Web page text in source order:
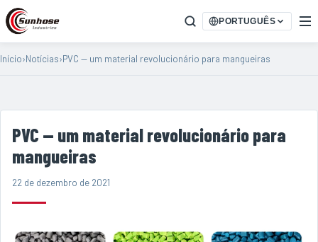
PORTUGUÊS
Início›Notícias›PVC — um material revolucionário para mangueiras
PVC — um material revolucionário para
mangueiras
22 de dezembro de 2021